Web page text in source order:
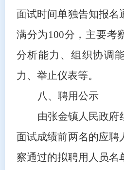
面试时间单独告知报名
满分为 100分，主要考
分析能力、组织协调
力、举止仪表等。
八、聘用公示
由张金镇人民政府
面试成绩前两名的应聘
察通过的拟聘用人员名